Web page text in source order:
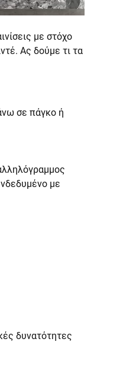
με στόχο
Ας δούμε τι τα
σε πάγκο ή
με
δυνατότητες